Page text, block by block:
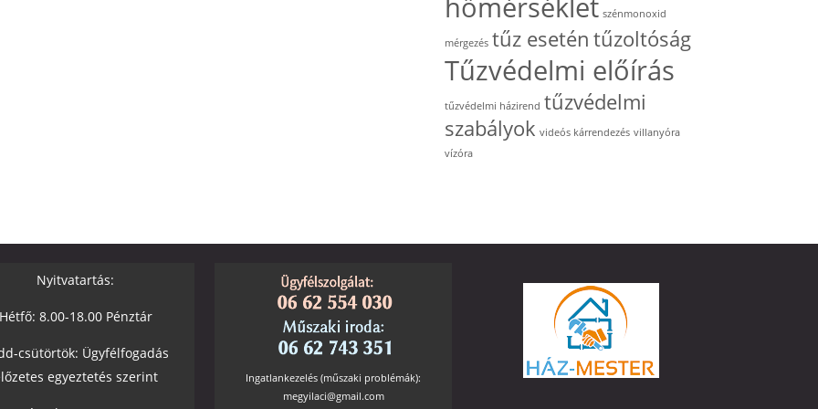
hőmérséklet szénmonoxid
mérgezés tűz esetén tűzoltóság
Tűzvédelmi előírás
tűzvédelmi házirend tűzvédelmi
szabályok videós kárrendezés villanyóra
vízóra
Nyitvatartás:
8.00-18.00 Pénztár
csütörtök: Ügyfélfogadás
egyeztetés szerint
Ingatlankezelés (műszaki problémák):
megyilaci@gmail.com